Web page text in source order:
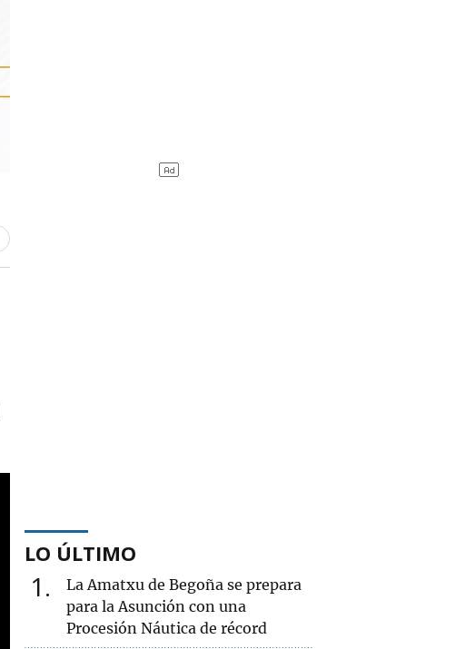
LO ÚLTIMO
1
La Amatxu de Begoña se prepara
para la Asunción con una
Procesión Náutica de récord